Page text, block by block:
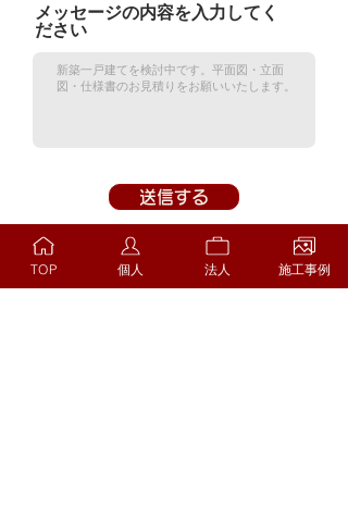
メッセージの内容を入力してく
ださい
送信する
TOP 個人 法人 施工事例